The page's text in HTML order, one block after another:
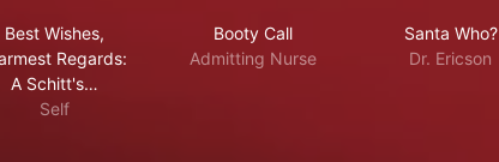
Best Wishes,
Regards:
A Schitt's…
Self
Booty Call
Admitting Nurse
Santa Who?
Dr. Ericson